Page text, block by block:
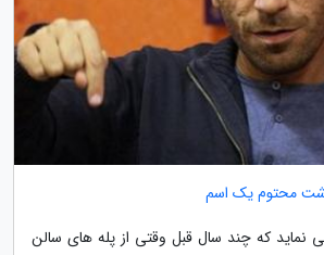
محتوم یک اسم
نماید که چند سال قبل وقتی از پله های سالن